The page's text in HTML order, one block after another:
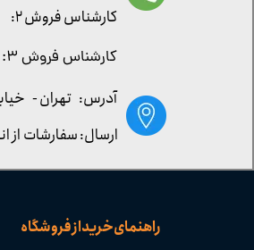
راهنمای خرید از فروشگاه
کارشناس فروش ۳:
آدرس: تهران -
کارشناس فروش ۲:
ارسال: سفارشات از